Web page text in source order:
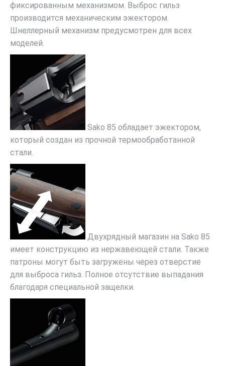
фиксированным механизмом. Выброс гильз
производится механическим эжектором.
Шнеллерный механизм предусмотрен для всех
моделей.
Sako 85 обладает эжектором,
который создан из прочной термообработанной
стали.
Двухрядный магазин на Sako 85
имеет конструкцию из нержавеющей стали. Также
патроны могут быть загружены через отверстие
для выброса гильз. Полное отсутствие выпадания
благодаря специальной защелки.